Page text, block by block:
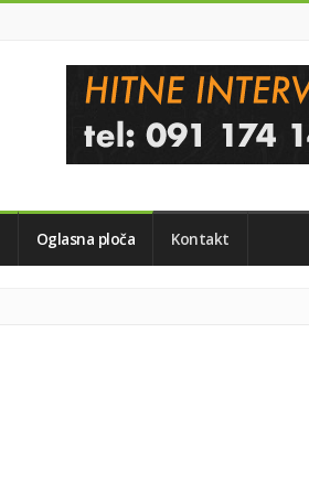
Oglasna ploča Kontakt